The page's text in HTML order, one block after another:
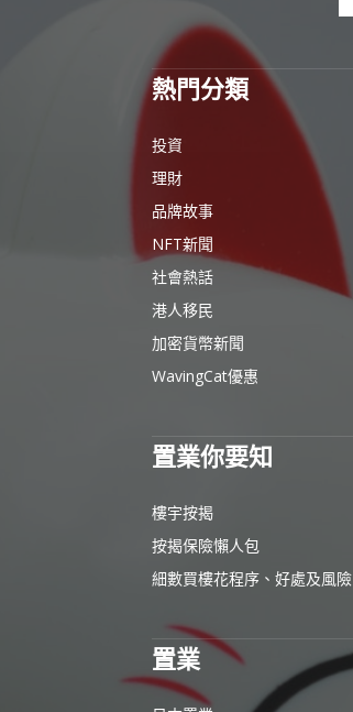
熱門分類
投資
理財
品牌故事
NFT新聞
社會熱話
港人移民
加密貨幣新聞
WavingCat優惠
置業你要知
樓宇按揭
按揭保險懶人包
細數買樓花程序、好處及風險
置業